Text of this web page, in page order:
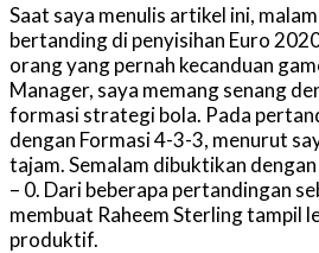
Saat saya menulis artikel ini,
bertanding di penyisihan Euro
orang yang pernah kecanduan
Manager, saya memang senang
formasi strategi bola. Pada
dengan Formasi 4-3-3, menurut
tajam. Semalam dibuktikan
– 0. Dari beberapa pertandingan
membuat Raheem Sterling tampil
produktif.